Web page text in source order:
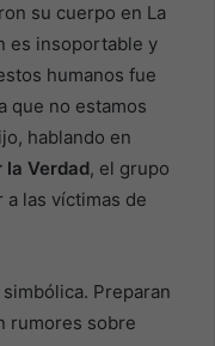
su cuerpo en La
es insoportable y
humanos fue
que no estamos
hablando en
la Verdad, el grupo
las víctimas de
Preparan
rumores sobre